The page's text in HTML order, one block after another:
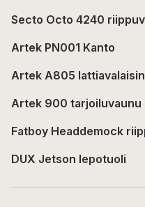
Secto Octo 4240
Artek PN001 Kanto
Artek A805 lattiavalaisin
Artek 900 tarjoiluvaunu
Fatboy Headdemock
DUX Jetson lepotuoli